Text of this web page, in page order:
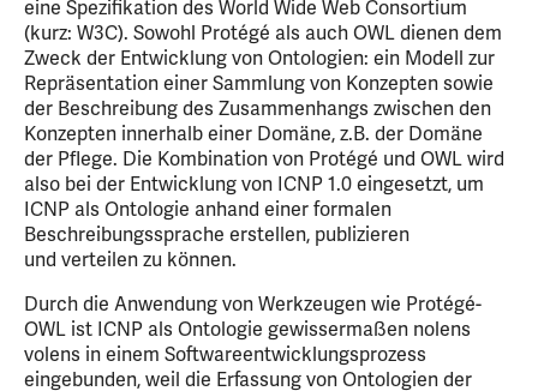
eine Spezifikation des World Wide Web Consortium
(kurz: W3C). Sowohl Protégé als auch OWL dienen dem
Zweck der Entwicklung von Ontologien: ein Modell zur
Repräsentation einer Sammlung von Konzepten sowie
der Beschreibung des Zusammenhangs zwischen den
Konzepten innerhalb einer Domäne, z.B. der Domäne
der Pflege. Die Kombination von Protégé und OWL wird
also bei der Entwicklung von ICNP 1.0 eingesetzt, um
ICNP als Ontologie anhand einer formalen
Beschreibungssprache erstellen, publizieren
und verteilen zu können.
Durch die Anwendung von Werkzeugen wie Protégé-
OWL ist ICNP als Ontologie gewissermaßen nolens
volens in einem Softwareentwicklungsprozess
eingebunden, weil die Erfassung von Ontologien der